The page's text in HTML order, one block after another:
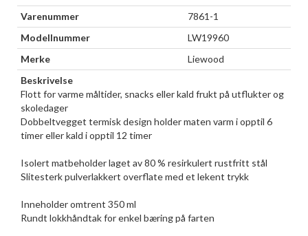
Varenummer
7861-1
Modellnummer
LW19960
Merke
Liewood
Beskrivelse
Flott for varme måltider, snacks eller kald frukt på utflukter og
skoledager
Dobbeltvegget termisk design holder maten varm i opptil 6
timer eller kald i opptil 12 timer
Isolert matbeholder laget av 80 % resirkulert rustfritt stål
Slitesterk pulverlakkert overflate med et lekent trykk
Inneholder omtrent 350 ml
Rundt lokkhåndtak for enkel bæring på farten